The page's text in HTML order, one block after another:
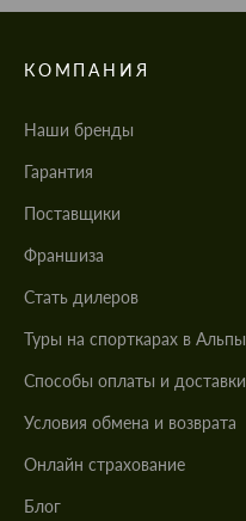
КОМПАНИЯ
Наши бренды
Гарантия
Поставщики
Франшиза
Стать дилеров
Туры на спорткарах в Альпы
Cпособы оплаты и доставки
Условия обмена и возврата
Онлайн страхование
Блог